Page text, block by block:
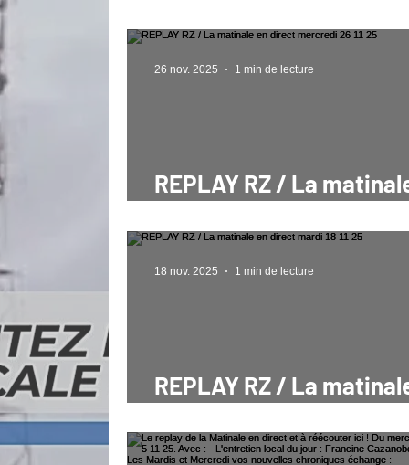
REPLAY RZ / La
26 nov. 2025 1 min de lecture
REPLAY RZ / La
18 nov. 2025 1 min de lecture